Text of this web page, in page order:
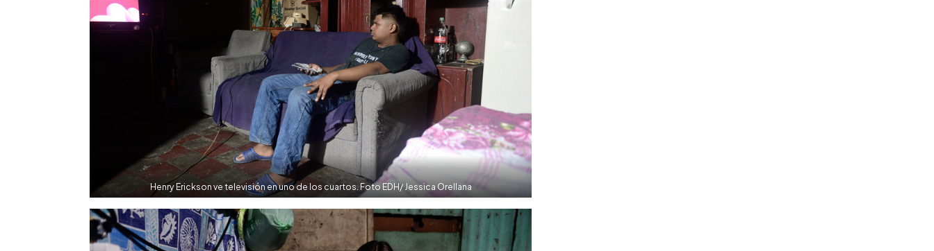
Henry Erickson ve televisión en uno de los cuartos. Foto EDH/ Jessica Orellana